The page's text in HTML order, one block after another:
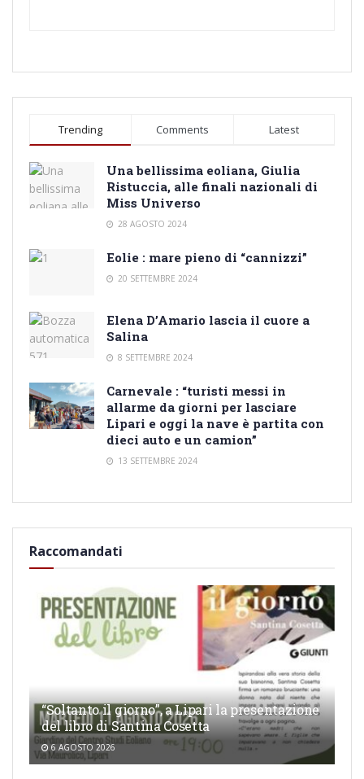
Trending Comments Latest
Una bellissima eoliana, Giulia
Ristuccia, alle finali nazionali di
Miss Universo
28 AGOSTO 2024
Eolie : mare pieno di “cannizzi”
20 SETTEMBRE 2024
Elena D’Amario lascia il cuore a
Salina
8 SETTEMBRE 2024
Carnevale : “turisti messi in
allarme da giorni per lasciare
Lipari e oggi la nave è partita con
dieci auto e un camion”
13 SETTEMBRE 2024
Raccomandati
“Soltanto il giorno”, a Lipari la presentazione
del libro di Santina Cosetta
6 AGOSTO 2026